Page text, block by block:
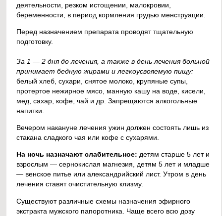
деятельности, резком истощении, малокровии,
беременности, в период кормления грудью менструации.
Перед назначением препарата проводят тщательную
подготовку.
За 1 — 2 дня до лечения, а также в день лечения больной
принимает бедную жирами и легкоусвояемую пищу:
белый хлеб, сухари, снятое молоко, крупяные супы,
протертое нежирное мясо, манную кашу на воде, кисели,
мед, сахар, кофе, чай и др. Запрещаются алкогольные
напитки.
Вечером накануне лечения ужин должен состоять лишь из
стакана сладкого чая или кофе с сухарями.
На ночь назначают слабительное:детям старше 5 лет и
взрослым — сернокислая магнезия, детям 5 лет и младше
— венское питье или александрийский лист. Утром в день
лечения ставят очистительную клизму.
Существуют различные схемы назначения эфирного
экстракта мужского папоротника. Чаще всего всю дозу